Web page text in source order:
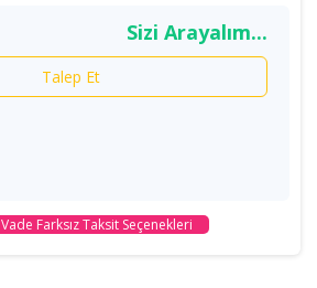
Sizi Arayalım...
Talep Et
Vade Farksız Taksit Seçenekleri